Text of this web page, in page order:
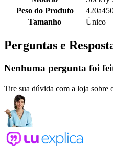
Peso do Produto
Tamanho
Único
Perguntas e
Nenhuma pergunta foi
Tire sua dúvida com a loja sobre